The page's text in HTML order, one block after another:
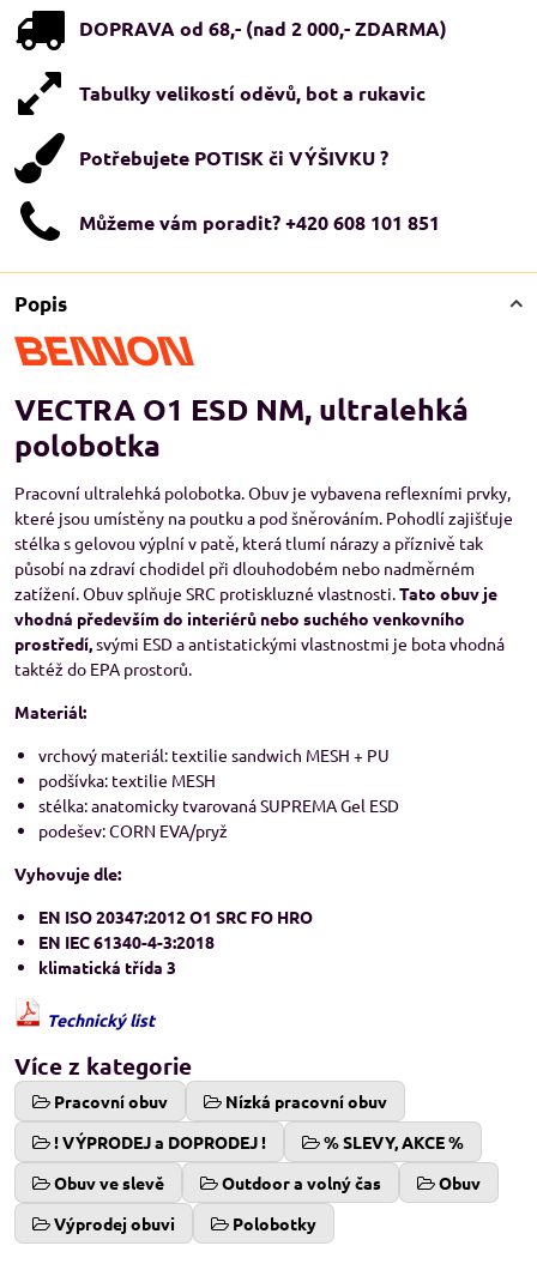
DOPRAVA od 68,- (nad 2 000,- ZDARMA)
Tabulky velikostí oděvů, bot a rukavic
Potřebujete POTISK či VÝŠIVKU ?
Můžeme vám poradit? +420 608 101 851
Popis
VECTRA O1 ESD NM, ultralehká
polobotka
Pracovní ultralehká polobotka. Obuv je vybavena reflexními prvky,
které jsou umístěny na poutku a pod šněrováním. Pohodlí zajišťuje
stélka s gelovou výplní v patě, která tlumí nárazy a příznivě tak
působí na zdraví chodidel při dlouhodobém nebo nadměrném
zatížení. Obuv splňuje SRC protiskluzné vlastnosti.Tato obuv je
vhodná především do interiérů nebo suchého venkovního
prostředí,svými ESD a antistatickými vlastnostmi je bota vhodná
taktéž do EPA prostorů.
Materiál:
vrchový materiál: textilie sandwich MESH + PU
podšívka: textilie MESH
stélka: anatomicky tvarovaná SUPREMA Gel ESD
podešev: CORN EVA/pryž
Vyhovuje dle:
EN ISO 20347:2012 O1 SRC FO HRO
EN IEC 61340-4-3:2018
klimatická třída 3
Technický list
Více z kategorie
Pracovní obuv
Nízká pracovní obuv
! VÝPRODEJ a DOPRODEJ !
% SLEVY, AKCE %
Obuv ve slevě
Outdoor a volný čas
Obuv
Výprodej obuvi
Polobotky